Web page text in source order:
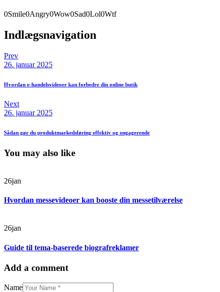
0Smile0Angry0Wow0Sad0Lol0Wtf
Indlægsnavigation
Prev
26. januar 2025
Hvordan e-handelsvideoer kan forbedre din online butik
Next
26. januar 2025
Sådan gør du produktmarkedsføring effektiv og engagerende
You may also like
26jan
Hvordan messevideoer kan booste din messetilværelse
26jan
Guide til tema-baserede biografreklamer
Add a comment
Name